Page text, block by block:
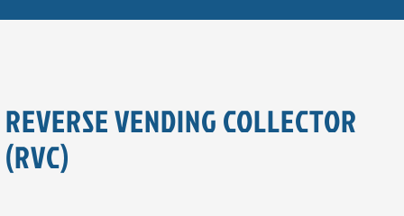
REVERSE VENDING COLLECTOR
(RVC)